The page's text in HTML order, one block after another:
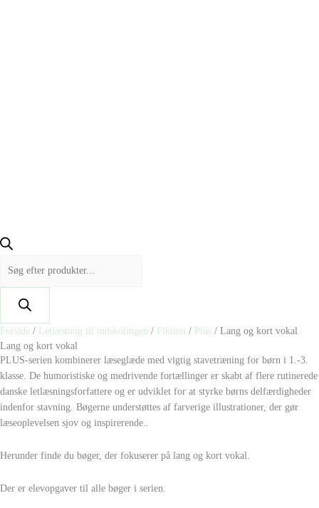
Forside / Letlæsning til indskolingen / Fiktion / Plus / Lang og kort vokal
Lang og kort vokal
PLUS-serien kombinerer læseglæde med vigtig stavetræning for børn i 1.-3.
klasse. De humoristiske og medrivende fortællinger er skabt af flere rutinerede
danske letlæsningsforfattere og er udviklet for at styrke børns delfærdigheder
indenfor stavning. Bøgerne understøttes af farverige illustrationer, der gør
læseoplevelsen sjov og inspirerende..
Herunder finde du bøger, der fokuserer på lang og kort vokal.
Der er elevopgaver til alle bøger i serien.